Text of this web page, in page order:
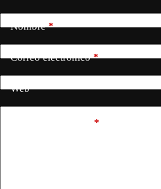
Nombre*
Correo electrónico*
Web
*